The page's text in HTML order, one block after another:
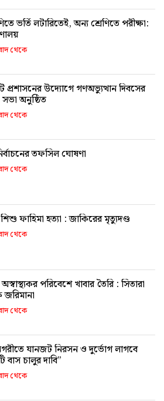
ভর্তি লটারিতেই, অন্য শ্রেণিতে পরীক্ষা:
থেকে
প্রশাসনের উদ্যোগে গণঅভ্যুত্থান দিবসের
অনুষ্ঠিত
থেকে
তফসিল ঘোষণা
থেকে
ফাহিমা হত্যা : জাকিরের মৃত্যুদণ্ড
থেকে
পরিবেশে খাবার তৈরি : সিতারা
জরিমানা
থেকে
যানজট নিরসন ও দুর্ভোগ লাগবে
বাস চালুর দাবি”
থেকে